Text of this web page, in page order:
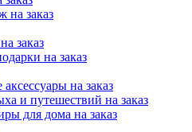
на заказ
заказ
на заказ
на заказ
и путешествий на заказ
для дома на заказ